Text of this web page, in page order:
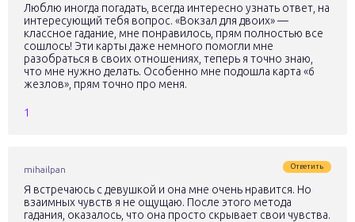
Люблю иногда погадать, всегда интересно узнать ответ, на
интересующий тебя вопрос. «Вокзал для двоих» —
классное гадание, мне понравилось, прям полностью все
сошлось! Эти карты даже немного помогли мне
разобраться в своих отношениях, теперь я точно знаю,
что мне нужно делать. Особенно мне подошла карта «6
жезлов», прям точно про меня.
1
mihailpan Ответить
Я встречаюсь с девушкой и она мне очень нравится. Но
взаимных чувств я не ощущаю. После этого метода
гадания, оказалось, что она просто скрывает свои чувства.